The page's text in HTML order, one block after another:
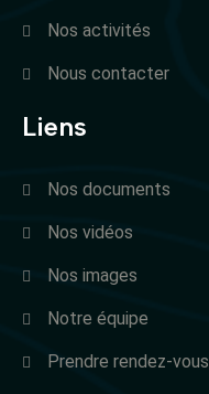
Nos activités
Nous contacter
Liens
Nos documents
Nos vidéos
Nos images
Notre équipe
Prendre rendez-vous